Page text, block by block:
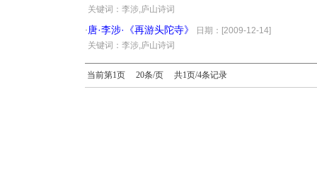
关键词：李涉,庐山诗词
· 唐·李涉·《再游头陀寺》
日期：[2009-12-14]
关键词：李涉,庐山诗词
当前第1页 20条/页 共1页/4条记录